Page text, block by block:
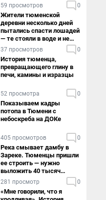
поглощает черная вода
59 просмотров 0
Жители тюменской
деревни несколько дней
пытались спасти лошадей
— те стояли в воде и не
хотели уходить
37 просмотров 0
История тюменца,
превращающего глину в
печи, камины и изразцы
52 просмотра 0
Показываем кадры
потопа в Тюмени с
небоскреба на ДОКе
405 просмотров 0
Река смывает дамбу в
Зареке. Тюменцы пришли
ее строить — нужно
выложить 40 тысяч
мешков за сутки
281 просмотр 0
«Мне говорили, что я